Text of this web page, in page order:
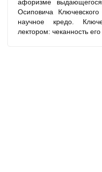
афоризме
Осиповича
научное кредо.
лектором: чеканность